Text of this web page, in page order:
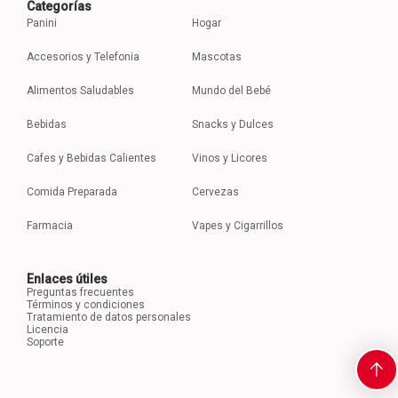
Categorías
Panini
Accesorios y Telefonia
Alimentos Saludables
Bebidas
Cafes y Bebidas Calientes
Comida Preparada
Farmacia
Hogar
Mascotas
Mundo del Bebé
Snacks y Dulces
Vinos y Licores
Cervezas
Vapes y Cigarrillos
Enlaces útiles
Preguntas frecuentes
Términos y condiciones
Tratamiento de datos personales
Licencia
Soporte